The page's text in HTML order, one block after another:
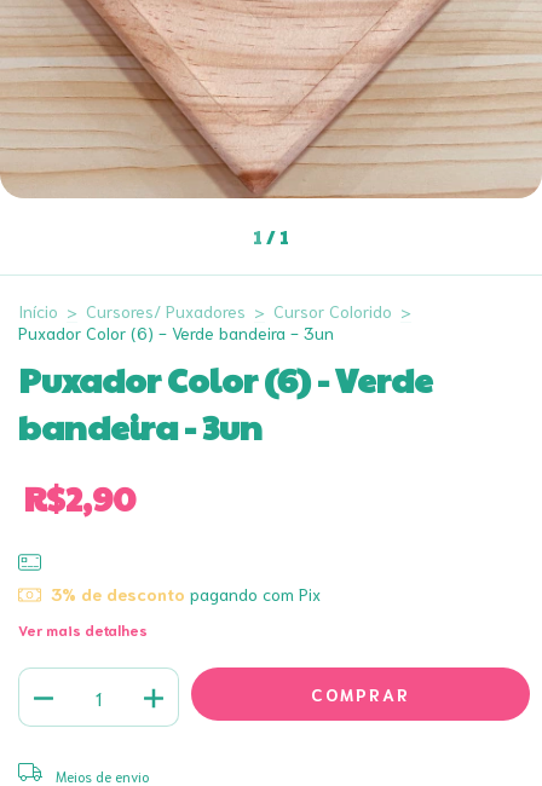
1/1
Início > Cursores/ Puxadores > Cursor Colorido >
Puxador Color (6) - Verde bandeira - 3un
Puxador Color (6) - Verde
bandeira - 3un
R$2,90
3% de desconto pagando com Pix
Ver mais detalhes
Entregas para o CEP:
Meios de envio